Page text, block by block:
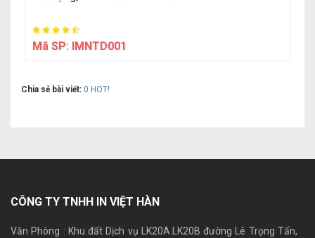
Mã SP: IMNTD001
Chia sẻ bài viết: 0 HOT!
CÔNG TY TNHH IN VIỆT HÀN
Văn Phòng : Khu đất Dịch vụ LK20A.LK20B đường Lê Trọng Tấn,